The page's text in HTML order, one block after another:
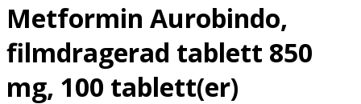
Metformin Aurobindo,
filmdragerad tablett 850
mg, 100 tablett(er)